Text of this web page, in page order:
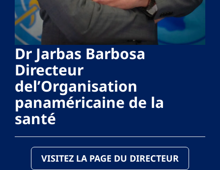
Dr Jarbas Barbosa
Directeur
del’Organisation
panaméricaine de la
santé
VISITEZ LA PAGE DU DIRECTEUR